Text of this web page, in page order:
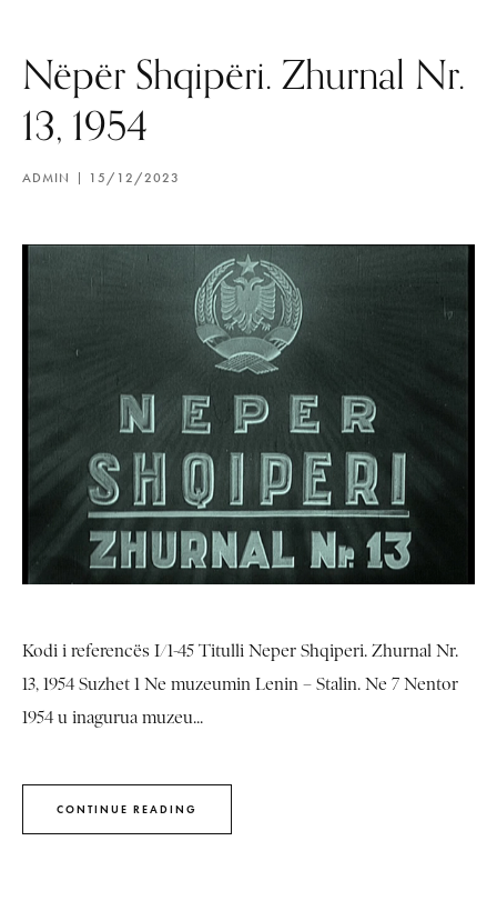
Nëpër Shqipëri. Zhurnal Nr.
13, 1954
ADMIN 15/12/2023
Kodi i referencës I/1-45 Titulli Neper Shqiperi. Zhurnal Nr.
13, 1954 Suzhet 1 Ne muzeumin Lenin – Stalin. Ne 7 Nentor
1954 u inagurua muzeu...
CONTINUE READING